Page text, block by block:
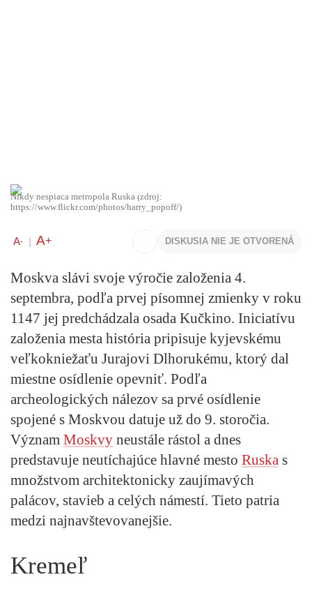
Nikdy nespiaca metropola Ruska (zdroj:
https://www.flickr.com/photos/harry_popoff/)
A- A+ DISKUSIA NIE JE OTVORENÁ
Moskva slávi svoje výročie založenia 4.
septembra, podľa prvej písomnej zmienky v roku
1147 jej predchádzala osada Kučkino. Iniciatívu
založenia mesta história pripisuje kyjevskému
veľkokniežaťu Jurajovi Dlhorukému, ktorý dal
miestne osídlenie opevniť. Podľa
archeologických nálezov sa prvé osídlenie
spojené s Moskvou datuje už do 9. storočia.
Význam Moskvy neustále rástol a dnes
predstavuje neutíchajúce hlavné mesto Ruska s
množstvom architektonicky zaujímavých
palácov, stavieb a celých námestí. Tieto patria
medzi najnavštevovanejšie.
Kremeľ